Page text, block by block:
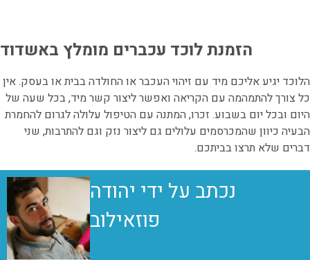
הזמנת לוכד עכברים מומלץ באשדוד
הלוכד יגיע אליכם מיד עם זיהוי העכבר או החולדה בבית או בעסק. אין
כל צורך להתמהמה עם הקריאה ואפשר ליצור קשר מיד, בכל שעה של
היום ובכל יום בשבוע. זכרו, המתנה עם הטיפול עלולה לגרום להחמרת
הבעיה כיוון שהמכרסמים עלולים גם ליצור נזק וגם להתרבות, שני
דברים שלא תרצו בביתכם.
נכתב על ידי יהודה
פוזאילוב